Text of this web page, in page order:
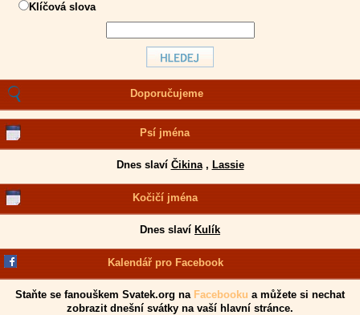
Klíčová slova
Doporučujeme
Psí jména
Dnes slaví Čikina, Lassie
Kočičí jména
Dnes slaví Kulík
Kalendář pro Facebook
Staňte se fanouškem Svatek.org na Facebooku a můžete si nechat
zobrazit dnešní svátky na vaší hlavní stránce.